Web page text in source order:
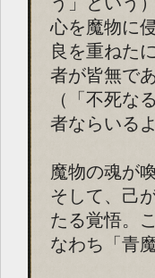
心を魔物に
良を重ねた
者が皆無で
（「不死な
者ならいる
魔物の魂が
そして、己
たる覚悟。
なわち「青